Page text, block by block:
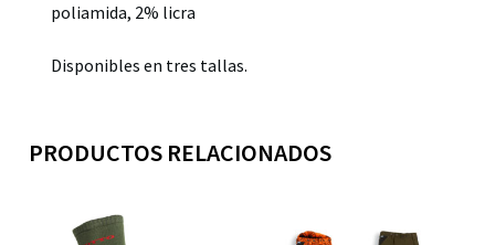
poliamida, 2% licra
Disponibles en tres tallas.
PRODUCTOS RELACIONADOS